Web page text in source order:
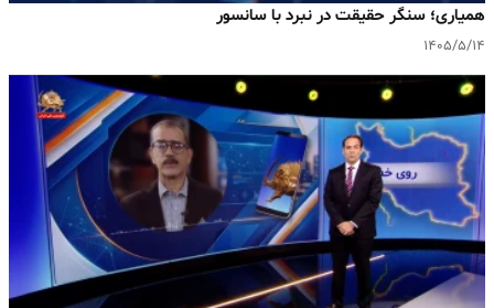
همیاری؛ سنگر حقیقت در نبرد با سانسور
۱۴۰۵/۵/۱۴